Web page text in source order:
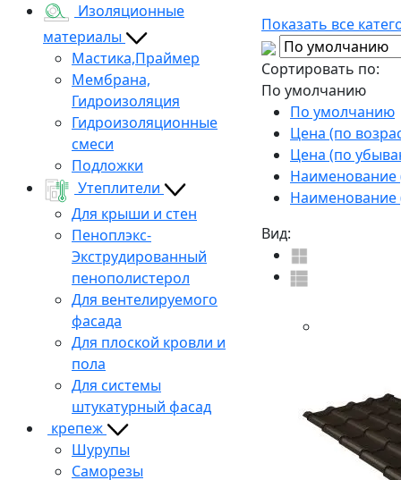
Изоляционные
материалы
Мастика,Праймер
Мембрана,
Гидроизоляция
Гидроизоляционные
смеси
Подложки
Утеплители
Для крыши и стен
Пеноплэкс-
Экструдированный
пенополистерол
Для вентелируемого
фасада
Для плоской кровли и
пола
Для системы
штукатурный фасад
крепеж
Шурупы
Саморезы
Показать все
Сортировать по:
По умолчанию
По умолчанию
Цена (по
Цена (по
Наименование
Наименование
Вид: